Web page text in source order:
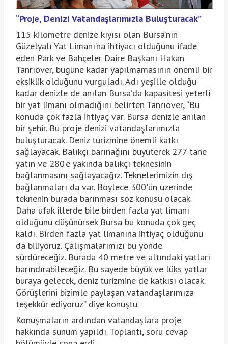
“Proje, Denizi Vatandaşlarımızla Buluşturacak”
115 kilometre denize kıyısı olan Bursa’nın
Güzelyalı Yat Limanı’na ihtiyacı olduğunu ifade
eden Park ve Bahçeler Daire Başkanı Hakan
Tanrıöver, bugüne kadar yapılmamasının önemli bir
eksiklik olduğunu vurguladı. Adı yeşille olduğu
kadar denizle de anılan Bursa’da kapasitesi yeterli
bir yat limanı olmadığını belirten Tanrıöver, “Bu
konuda çok fazla ihtiyaç var. Bursa denizle anılan
bir şehir. Bu proje denizi vatandaşlarımızla
buluşturacak. Deniz turizmine önemli katkı
sağlayacak. Balıkçı barınağını büyüterek 277 tane
yatın ve 280'e yakında balıkçı teknesinin
bağlanmasını sağlayacağız. Teknelerimizin dış
bağlanmaları da var. Böylece 300'ün üzerinde
teknenin burada barınması söz konusu olacak.
Daha ufak illerde bile birden fazla yat limanı
olduğunu düşünürsek Bursa bu konuda çok geç
kaldı. Birden fazla yat limanına ihtiyaç olduğunu
da biliyoruz. Çalışmalarımızı bu yönde
sürdüreceğiz. Burada 40 metre ve altındaki yatları
barındırabileceğiz. Bu sayede büyük ve lüks yatlar
buraya gelecek, deniz turizmine de katkısı olacak.
Görüşlerini bizimle paylaşan vatandaşlarımıza
teşekkür ediyoruz” diye konuştu.
Konuşmaların ardından vatandaşlara proje
hakkında sunum yapıldı. Toplantı, soru cevap